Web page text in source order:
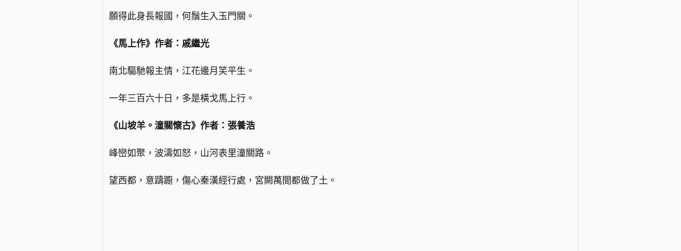
願得此身長報國，何鬚生入玉門關。
《馬上作》作者：戚繼光
南北驅馳報主情，江花邊月笑平生。
一年三百六十日，多是橫戈馬上行。
《山坡羊。潼關懷古》作者：張養浩
峰巒如聚，波濤如怒，山河表里潼關路。
望西都，意躊躕，傷心秦漢經行處，宮闕萬間都做了土。